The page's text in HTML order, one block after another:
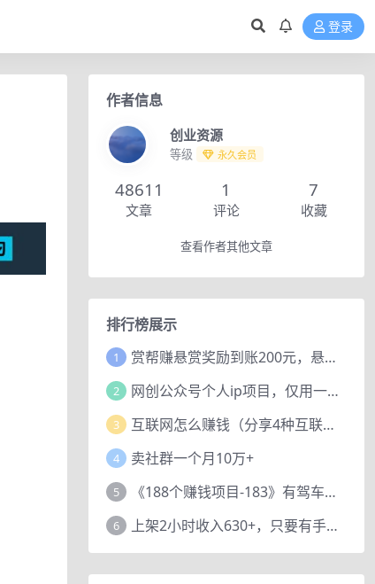
登录
作者信息
创业资源
等级 永久会员
48611
文章
1
评论
7
收藏
查看作者其他文章
排行榜展示
1 赏帮赚悬赏奖励到账200元，悬赏任务多劳多得，人人可做。
2 网创公众号个人ip项目，仅用一篇文章做到全网引流！
3 互联网怎么赚钱（分享4种互联网赚钱模式）
4 卖社群一个月10万+
5 《188个赚钱项目-183》有驾车评项目，动动小手，复制粘贴赚44元！
6 上架2小时收入630+，只要有手就能做的AI搞钱项目，奶奶看完都能学会!